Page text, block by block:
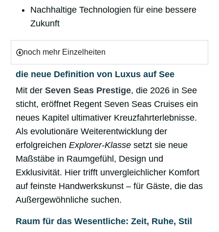
Nachhaltige Technologien für eine bessere
Zukunft
noch mehr Einzelheiten
die neue Definition von Luxus auf See
Mit derSeven Seas Prestige, die 2026 in See
sticht, eröffnet Regent Seven Seas Cruises ein
neues Kapitel ultimativer Kreuzfahrterlebnisse.
Als evolutionäre Weiterentwicklung der
erfolgreichenExplorer-Klasse setzt sie neue
Maßstäbe in Raumgefühl, Design und
Exklusivität. Hier trifft unvergleichlicher Komfort
auf feinste Handwerkskunst – für Gäste, die das
Außergewöhnliche suchen.
Raum für das Wesentliche: Zeit, Ruhe, Stil